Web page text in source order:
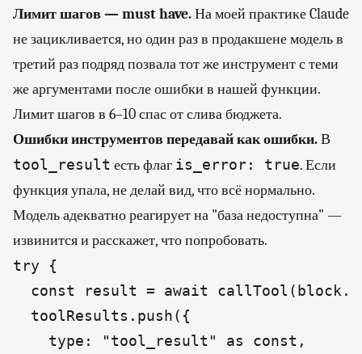
Лимит шагов — must have.На моей практике Claude
не зацикливается, но один раз в продакшене модель в
третий раз подряд позвала тот же инструмент с теми
же аргументами после ошибки в нашей функции.
Лимит шагов в 6–10 спас от слива бюджета.
Ошибки инструментов передавай как ошибки.В
tool_result есть флаг is_error: true. Если
функция упала, не делай вид, что всё нормально.
Модель адекватно реагирует на "база недоступна" —
извинится и расскажет, что попробовать.
try {
const result = await
  toolResults.push({
    type: "tool_result" as const,